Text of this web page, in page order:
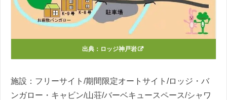
出典： ロッジ神戸岩
施設：フリーサイト/期間限定オートサイト/ロッジ・バ
ンガロー・キャビン/山荘/バーベキュースペース/シャワ